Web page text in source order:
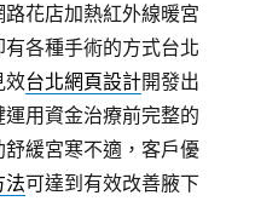
花店加熱紅外線暖宮
有各種手術的方式台北
效台北網頁設計開發出
用資金治療前完整的
緩宮寒不適，客戶優
法可達到有效改善腋下